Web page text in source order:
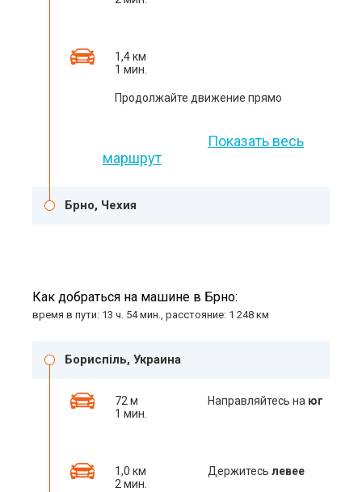
1,4 км
1 мин.
Продолжайте движение прямо
Показать весь
маршрут
Брно, Чехия
Как добраться на машине в Брно:
время в пути: 13 ч. 54 мин., расстояние: 1 248 км
Бориспіль, Украина
72 м
1 мин.
Направляйтесь на юг
1,0 км
2 мин.
Держитесь левее